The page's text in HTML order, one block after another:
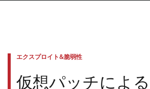
エクスプロイト&脆弱性
仮想パッチによ